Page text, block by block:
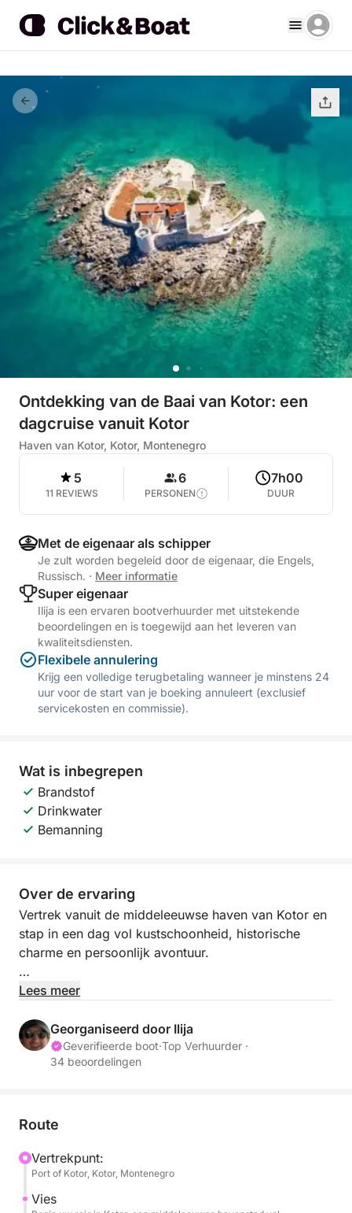
Ontdekking van de Baai van Kotor: een
dagcruise vanuit Kotor
Haven van Kotor, Kotor, Montenegro
5
11 REVIEWS
6
PERSONEN
7h00
DUUR
Met de eigenaar als schipper
Je zult worden begeleid door de eigenaar, die Engels,
Russisch. · Meer informatie
Super eigenaar
Ilija is een ervaren bootverhuurder met uitstekende
beoordelingen en is toegewijd aan het leveren van
kwaliteitsdiensten.
Flexibele annulering
Krijg een volledige terugbetaling wanneer je minstens 24
uur voor de start van je boeking annuleert (exclusief
servicekosten en commissie).
Wat is inbegrepen
Brandstof
Drinkwater
Bemanning
Over de ervaring
Vertrek vanuit de middeleeuwse haven van Kotor en
stap in een dag vol kustschoonheid, historische
charme en persoonlijk avontuur.
Deze dagcruise biedt u het beste van het leven in de
kustplaatsen met vredige verborgen pareltjes – alles
in uw eigen tempo.
reis is afgestemd op uw ideale dag op het water.
Uw reis begint in Kotor, waar oude stadsmuren en
dramatische kalkstenen kliffen een van de meest
fotogenieke decors van de Adriatische Zee vormen.
Lees meer
Georganiseerd door Ilija
Geverifieerde boot·Top Verhuurder ·
34 beoordelingen
Route
Vertrekpunt:
Port of Kotor, Kotor, Montenegro
Vies